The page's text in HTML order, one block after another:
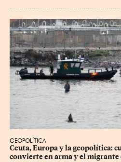
GEOPOLÍTICA
Ceuta, Europa y la geopolítica:
convierte en arma y el